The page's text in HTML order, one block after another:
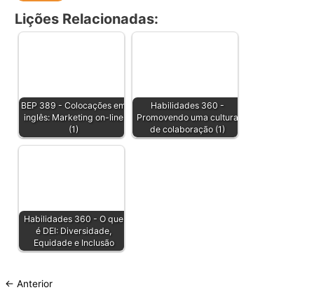
Lições Relacionadas:
BEP 389 - Colocações em
inglês: Marketing on-line
(1)
Habilidades 360 -
Promovendo uma cultura
de colaboração (1)
Habilidades 360 - O que
é DEI: Diversidade,
Equidade e Inclusão
← Anterior